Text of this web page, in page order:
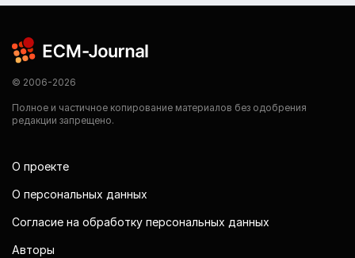
© 2006-2026
Полное и частичное копирование материалов без одобрения
редакции запрещено.
О проекте
О персональных данных
Согласие на обработку персональных данных
Авторы